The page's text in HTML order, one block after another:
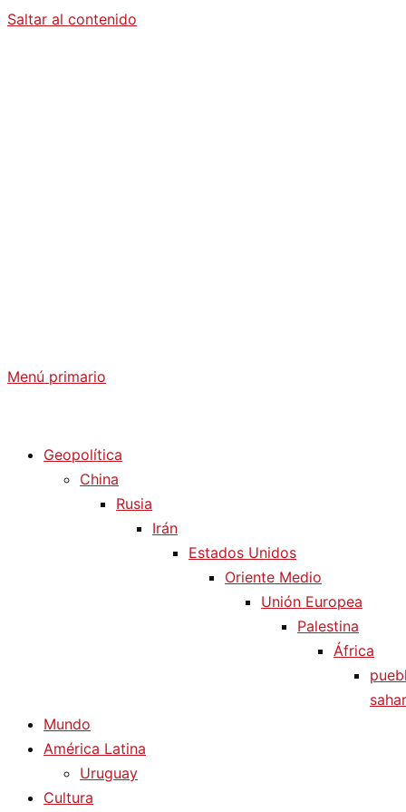
Saltar al contenido
Menú primario
Geopolítica
China
Rusia
Irán
Estados Unidos
Oriente Medio
Unión Europea
Palestina
África
Mundo
América Latina
Uruguay
Cultura